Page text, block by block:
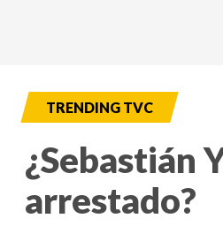
TRENDING TVC
¿Sebastián
arrestado?